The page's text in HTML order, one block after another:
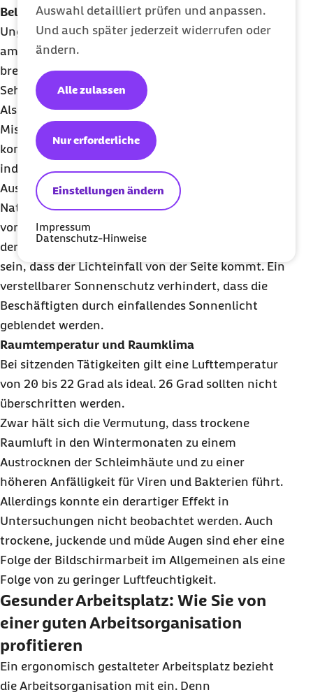
Auswahl detailliert prüfen und anpassen.
Und auch später jederzeit widerrufen oder
ändern.
Einstellungen ändern
Nur erforderliche
Alle zulassen
Impressum
Datenschutz-Hinweise
Beleuchtung
Ungeeignetes Licht verstärkt die visuelle Belastung
am Arbeitsplatz. Das kann zu Kopfschmerzen,
brennenden und tränenden Augen und
Sehstörungen wie Flimmern vor den Augen führen.
Als ergonomische Beleuchtung empfiehlt sich eine
Mischung aus direkter Beleuchtung für die
konzentrierte Arbeit am Schreibtisch und
indirekter Beleuchtung für eine angenehme
Ausleuchtung des restlichen Raumes.
Natürliches Licht ist bei der Arbeit am Bildschirm
von Vorteil. Wenn Fenster vorhanden sind, sollte
der ergonomische Arbeitsplatz so ausgerichtet
sein, dass der Lichteinfall von der Seite kommt. Ein
verstellbarer Sonnenschutz verhindert, dass die
Beschäftigten durch einfallendes Sonnenlicht
geblendet werden.
Raumtemperatur und Raumklima
Bei sitzenden Tätigkeiten gilt eine Lufttemperatur
von 20 bis 22 Grad als ideal. 26 Grad sollten nicht
überschritten werden.
Zwar hält sich die Vermutung, dass trockene
Raumluft in den Wintermonaten zu einem
Austrocknen der Schleimhäute und zu einer
höheren Anfälligkeit für Viren und Bakterien führt.
Allerdings konnte ein derartiger Effekt in
Untersuchungen nicht beobachtet werden. Auch
trockene, juckende und müde Augen sind eher eine
Folge der Bildschirmarbeit im Allgemeinen als eine
Folge von zu geringer Luftfeuchtigkeit.
Gesunder Arbeitsplatz: Wie Sie von
einer guten Arbeitsorganisation
profitieren
Ein ergonomisch gestalteter Arbeitsplatz bezieht
die Arbeitsorganisation mit ein. Denn